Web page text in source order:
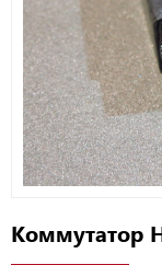
Коммутатор